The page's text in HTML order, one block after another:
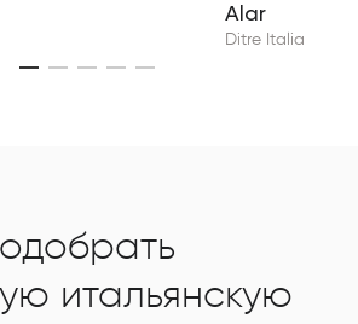
Alar
Ditre Italia
итальянскую